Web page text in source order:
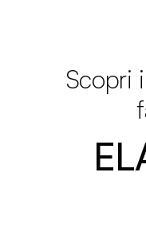
Scopri